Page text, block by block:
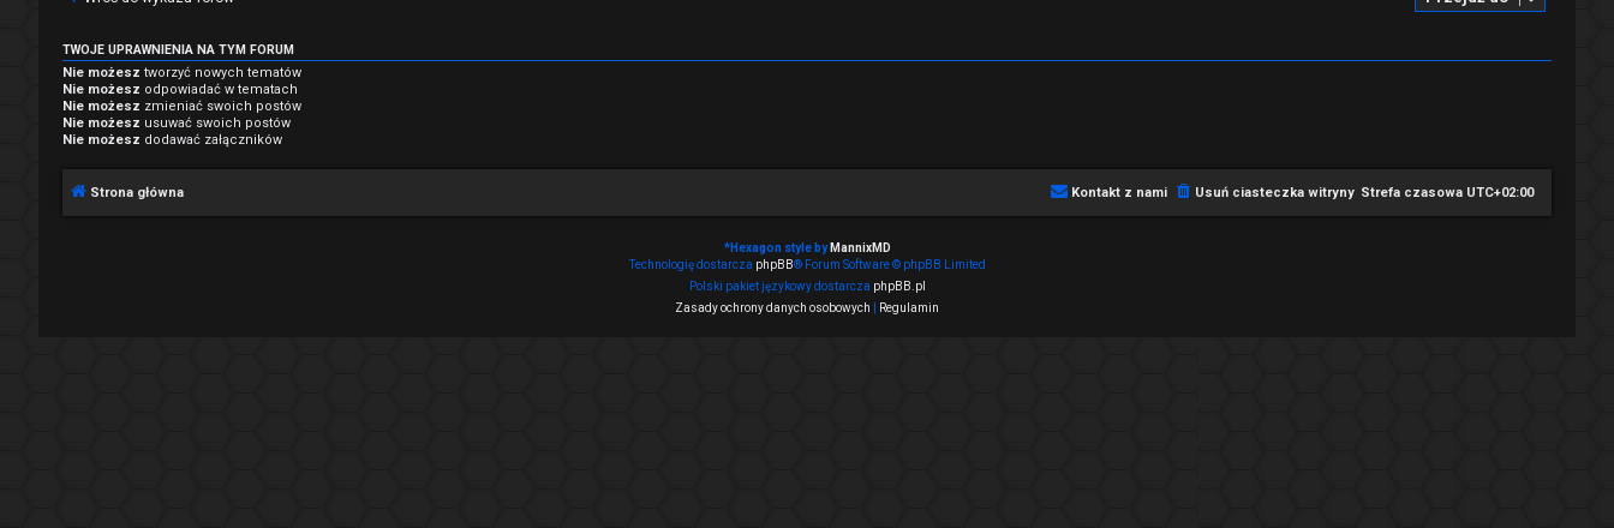
TWOJE UPRAWNIENIA NA TYM FORUM
Nie możesz tworzyć nowych tematów
Nie możesz odpowiadać w tematach
Nie możesz zmieniać swoich postów
Nie możesz usuwać swoich postów
Nie możesz dodawać załączników
Strona główna Strefa czasowa UTC+02:00
Usuń ciasteczka witryny
Kontakt z nami
*Hexagon style by MannixMD
Technologię dostarcza phpBB® Forum Software © phpBB Limited
Polski pakiet językowy dostarcza phpBB.pl
Zasady ochrony danych osobowych
Regulamin